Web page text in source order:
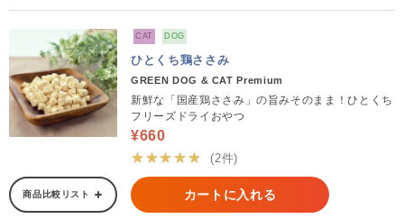
CAT DOG
ひとくち鶏ささみ
GREEN DOG & CAT Premium
新鮮な「国産鶏ささみ」の旨みそのまま！ひとくち
フリーズドライおやつ
¥660
★★★★★
(2件)
商品比較リスト カートに入れる